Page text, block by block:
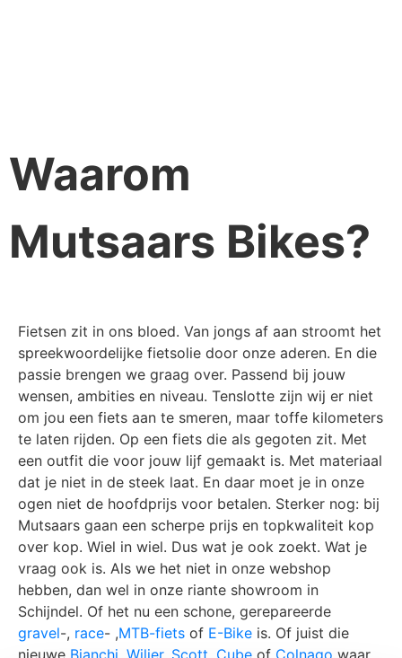
Waarom
Mutsaars Bikes?
Fietsen zit in ons bloed. Van jongs af aan stroomt het
spreekwoordelijke fietsolie door onze aderen. En die
passie brengen we graag over. Passend bij jouw
wensen, ambities en niveau. Tenslotte zijn wij er niet
om jou een fiets aan te smeren, maar toffe kilometers
te laten rijden. Op een fiets die als gegoten zit. Met
een outfit die voor jouw lijf gemaakt is. Met materiaal
dat je niet in de steek laat. En daar moet je in onze
ogen niet de hoofdprijs voor betalen. Sterker nog: bij
Mutsaars gaan een scherpe prijs en topkwaliteit kop
over kop. Wiel in wiel. Dus wat je ook zoekt. Wat je
vraag ook is. Als we het niet in onze webshop
hebben, dan wel in onze riante showroom in
Schijndel. Of het nu een schone, gerepareerde
gravel-, race- ,MTB-fiets of E-Bike is. Of juist die
nieuwe Bianchi Wilier, Scott Cube of Colnago waar